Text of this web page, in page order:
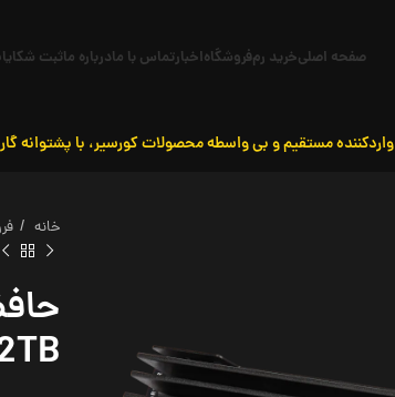
صفحه اصلیخرید رمفروشگاهاخبارتماس با مادرباره ماثبت
واردکننده مستقیم و بی واسطه محصولات کورسیر، با پشتوانه
خانه